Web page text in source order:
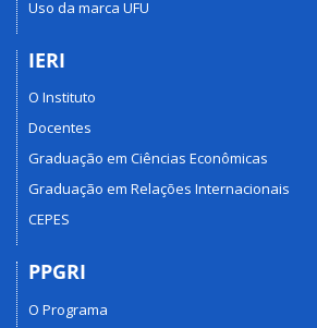
Uso da marca UFU
IERI
O Instituto
Docentes
Graduação em Ciências Econômicas
Graduação em Relações Internacionais
CEPES
PPGRI
O Programa